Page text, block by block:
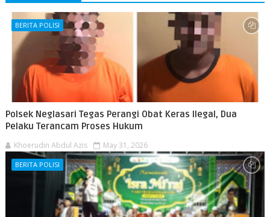
BERITA POLISI
Polsek Neglasari Tegas Perangi Obat Keras Ilegal, Dua
Pelaku Terancam Proses Hukum
Khoerudin Abdul Azis May 31, 2026
BERITA POLISI